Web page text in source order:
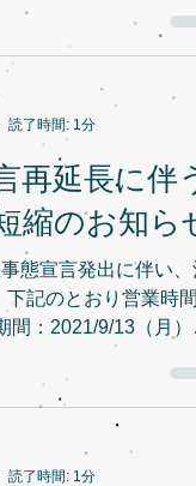
読了時間: 1分
再延長に伴う
縮のお知らせ
態宣言発出に伴い、
記のとおり営業時間
読了時間: 1分